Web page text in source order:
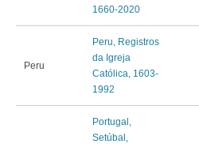
1660-2020
Peru
Peru, Registros
da Igreja
Católica, 1603-
1992
Portugal,
Setúbal,